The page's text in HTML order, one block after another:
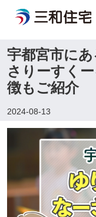
宇都宮市に
さりーすく
徴もご紹介
2024-08-13